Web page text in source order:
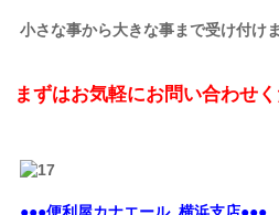
小さな事から大きな事まで受け付け
まずはお気軽にお問い合わせ